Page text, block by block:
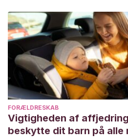
FORÆLDRESKAB
Vigtigheden af
beskytte dit barn på alle